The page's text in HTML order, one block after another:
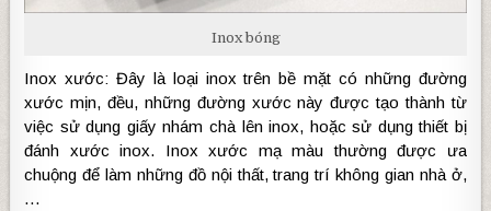
Inox bóng
Inox xước: Đây là loại inox trên bề mặt có những đường
xước mịn, đều, những đường xước này được tạo thành từ
việc sử dụng giấy nhám chà lên inox, hoặc sử dụng thiết bị
đánh xước inox. Inox xước mạ màu thường được ưa
chuộng để làm những đồ nội thất, trang trí không gian nhà ở,
…